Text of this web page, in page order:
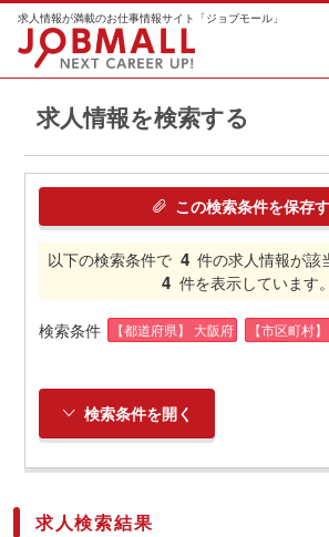
求人情報が満載のお仕事情報サイト「ジョブモール」
求人情報を検索する
この検索条件を保存
以下の検索条件で 4 件の求人情報が該
4 件を表示しています。
検索条件 【都道府県】 大阪府 【市区町村
検索条件を開く
求人検索結果